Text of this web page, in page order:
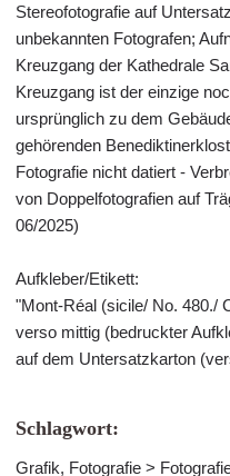
Stereofotografie auf
unbekannten Fotografen;
Kreuzgang der Kathedrale
Kreuzgang ist der einzige
ursprünglich zu dem
gehörenden
Fotografie nicht datiert -
von Doppelfotografien auf
06/2025)
Aufkleber/Etikett:
"Mont-Réal (sicile/ No. 480./
verso mittig (bedruckter
auf dem Untersatzkarton
Schlagwort:
Grafik, Fotografie >